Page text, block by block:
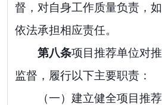
督，对自身工作质量负责，
依法承担相应责任。
第八条项目推荐单位对
监督，履行以下主要职责：
（一）建立健全项目推